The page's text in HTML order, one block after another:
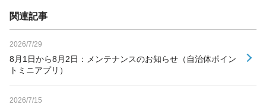
関連記事
2026/7/29
8月1日から8月2日：メンテナンスのお知らせ（自治体ポイン
トミニアプリ）
2026/7/15